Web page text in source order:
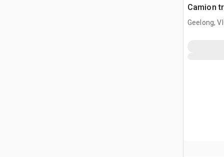
Camion
Geelong,